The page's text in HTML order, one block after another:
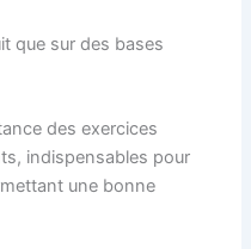
que sur des bases
des exercices
indispensables pour
une bonne